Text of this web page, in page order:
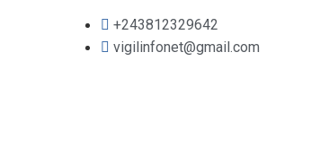
+243812329642
vigilinfonet@gmail.com